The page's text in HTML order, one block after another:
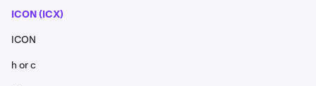
ICON (ICX)
ICON
h or c